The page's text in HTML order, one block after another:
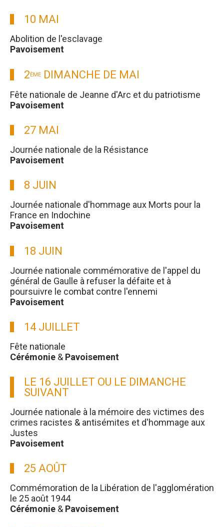
10 MAI
Abolition de l'esclavage
Pavoisement
2ÈME DIMANCHE DE MAI
Fête nationale de Jeanne d'Arc et du patriotisme
Pavoisement
27 MAI
Journée nationale de la Résistance
Pavoisement
8 JUIN
Journée nationale d'hommage aux Morts pour la
France en Indochine
Pavoisement
18 JUIN
Journée nationale commémorative de l'appel du
général de Gaulle à refuser la défaite et à
poursuivre le combat contre l'ennemi
Pavoisement
14 JUILLET
Fête nationale
Cérémonie & Pavoisement
LE 16 JUILLET OU LE DIMANCHE
SUIVANT
Journée nationale à la mémoire des victimes des
crimes racistes & antisémites et d'hommage aux
Justes
Pavoisement
25 AOÛT
Commémoration de la Libération de l'agglomération
le 25 août 1944
Cérémonie & Pavoisement